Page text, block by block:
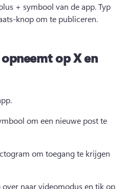
+ symbool van de app. Typ
knop om te publiceren.
op X en
om een nieuwe post te
om toegang te krijgen
naar videomodus en tik op